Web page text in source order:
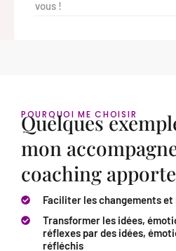
vous !
POURQUOI ME CHOISIR
Quelques
mon
coaching
Faciliter les changements
Transformer les idées,
réflexes par des idées,
réfléchis